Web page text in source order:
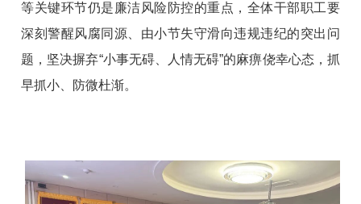
等关键环节仍是廉洁风险防控的重点，全体干部职工要
深刻警醒风腐同源、由小节失守滑向违规违纪的突出问
题，坚决摒弃“小事无碍、人情无碍”的麻痹侥幸心态，抓
早抓小、防微杜渐。